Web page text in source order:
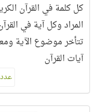
كل كلمة في القرآن
المراد وكل آية في
تتأخر موضوع الآية
آيات القرآن